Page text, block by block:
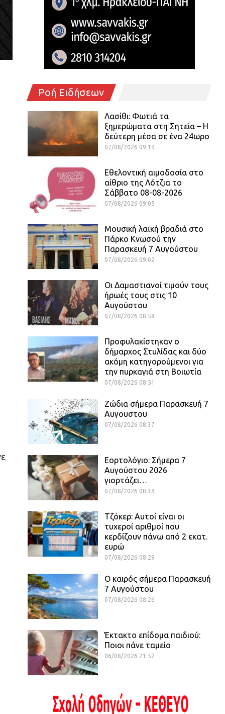
Ροή Ειδήσεων
Λασίθι: Φωτιά τα
ξημερώματα στη Σητεία – Η
δεύτερη μέσα σε ένα 24ωρο
07/08/2026 09:14
Εθελοντική αιμοδοσία στο
αίθριο της Λότζια το
Σάββατο 08-08-2026
07/08/2026 09:05
Μουσική λαϊκή βραδιά στο
Πάρκο Κνωσού την
Παρασκευή 7 Αυγούστου
07/08/2026 09:02
Οι Δαμαστιανοί τιμούν τους
ήρωές τους στις 10
Αυγούστου
07/08/2026 08:58
Προφυλακίστηκαν ο
δήμαρχος Στυλίδας και δύο
ακόμη κατηγορούμενοι για
την πυρκαγιά στη Βοιωτία
07/08/2026 08:51
Ζώδια σήμερα Παρασκευή 7
Αυγουστου
07/08/2026 08:37
Εορτολόγιο: Σήμερα 7
Αυγούστου 2026
γιορτάζει…
07/08/2026 08:33
Τζόκερ: Αυτοί είναι οι
τυχεροί αριθμοί που
κερδίζουν πάνω από 2 εκατ.
ευρώ
07/08/2026 08:29
Ο καιρός σήμερα Παρασκευή
7 Αυγούστου
07/08/2026 08:26
Έκτακτο επίδομα παιδιού:
Ποιοι πάνε ταμείο
06/08/2026 21:52